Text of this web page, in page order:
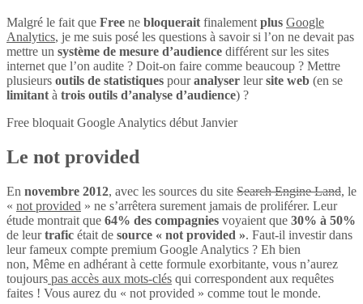
Malgré le fait que Free ne bloqueraitfinalementplus Google
Analytics, je me suis posé les questions à savoir si l’on ne devait pas
mettre un système de mesure d’audience différent sur les sites
internet que l’on audite ? Doit-on faire comme beaucoup ? Mettre
plusieurs outils de statistiques pouranalyser leursite web (en se
limitantà trois outils d’analyse d’audience) ?
Free bloquait Google Analytics début Janvier
Le not provided
En novembre 2012, avec les sources du site Search Engine Land, le
« not provided » ne s’arrêtera surement jamais de proliférer. Leur
étude montrait que 64% des compagnies voyaient que 30% à 50%
de leurtrafic était de source « not provided ». Faut-il investir dans
leur fameux compte premium Google Analytics ? Eh bien
non, Même en adhérant à cette formule exorbitante, vous n’aurez
toujours pas accès aux mots-clés qui correspondent aux requêtes
faites ! Vous aurez du « not provided » comme tout le monde.